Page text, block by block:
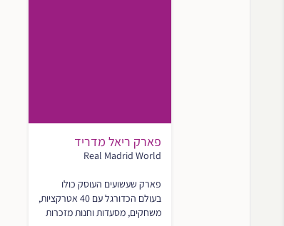
פארק ריאל מדריד
Real Madrid World
פארק שעשועים העוסק כולו
בעולם הכדורגל עם 40 אטרקציות,
משחקים, מסעדות וחנות מזכרות